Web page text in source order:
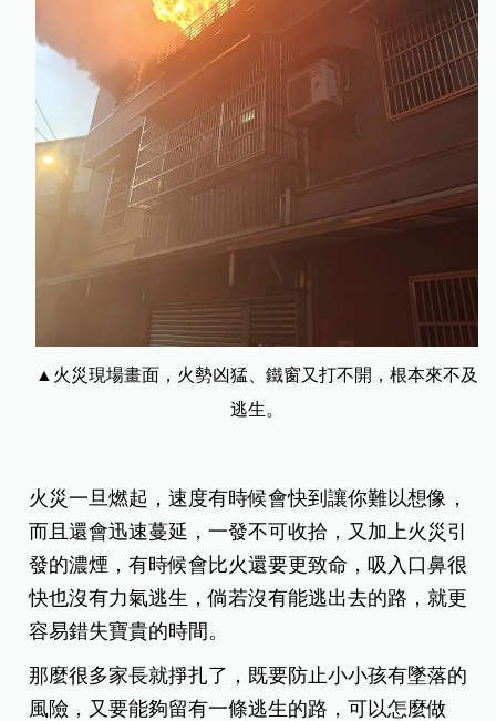
▲火災現場畫面，火勢凶猛、鐵窗又打不開，根本來不及
逃生。
火災一旦燃起，速度有時候會快到讓你難以想像，
而且還會迅速蔓延，一發不可收拾，又加上火災引
發的濃煙，有時候會比火還要更致命，吸入口鼻很
快也沒有力氣逃生，倘若沒有能逃出去的路，就更
容易錯失寶貴的時間。
那麼很多家長就掙扎了，既要防止小小孩有墜落的
風險，又要能夠留有一條逃生的路，可以怎麼做